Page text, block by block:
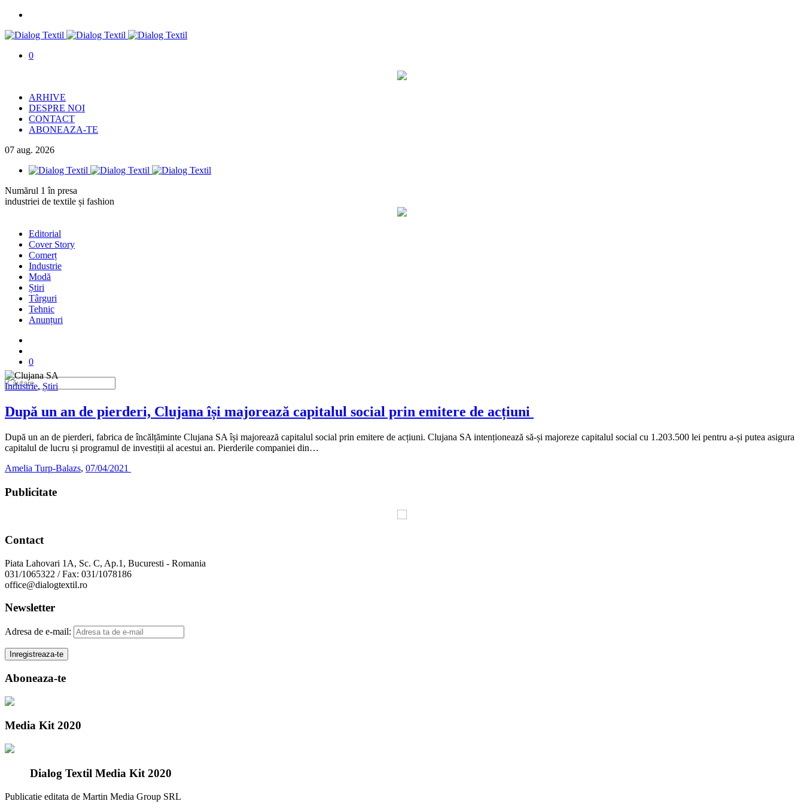
0
ARHIVE
DESPRE NOI
CONTACT
ABONEAZA-TE
07 aug. 2026
Numărul 1 în presa
industriei de textile și fashion
Editorial
Cover Story
Comerț
Industrie
Modă
Știri
Târguri
Tehnic
Anunțuri
0
Industrie, Știri
După un an de pierderi, Clujana își majorează capitalul social prin emitere de acțiuni
După un an de pierderi, fabrica de încălțăminte Clujana SA își majorează capitalul social prin emitere de acțiuni. Clujana SA intenționează să-și majoreze capitalul social cu 1.203.500 lei pentru a-și putea asigura
capitalul de lucru și programul de investiții al acestui an. Pierderile companiei din…
Amelia Turp-Balazs, 07/04/2021
Publicitate
Contact
Piata Lahovari 1A, Sc. C, Ap.1, Bucuresti - Romania
031/1065322 / Fax: 031/1078186
office@dialogtextil.ro
Newsletter
Adresa de e-mail:
Aboneaza-te
Media Kit 2020
Dialog Textil Media Kit 2020
Publicatie editata de Martin Media Group SRL